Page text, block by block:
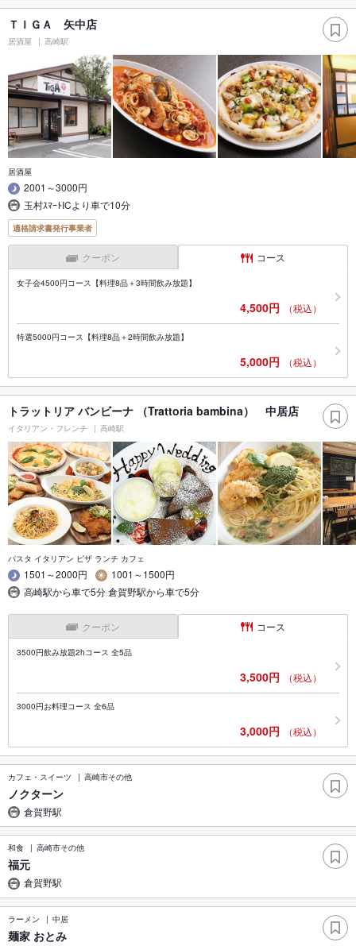
ＴＩＧＡ 矢中店
居酒屋 高崎駅
居酒屋
2001～3000円
玉村ｽﾏｰﾄICより車で10分
適格請求書発行事業者
クーポン コース
女子会4500円コース【料理8品＋3時間飲み放題】
4,500円 （税込）
特選5000円コース【料理8品＋2時間飲み放題】
5,000円 （税込）
トラットリア バンビーナ （Trattoria bambina） 中居店
イタリアン・フレンチ 高崎駅
パスタ イタリアン ピザ ランチ カフェ
1501～2000円
1001～1500円
高崎駅から車で5分 倉賀野駅から車で5分
クーポン コース
3500円飲み放題2hコース 全5品
3,500円 （税込）
3000円お料理コース 全6品
3,000円 （税込）
カフェ・スイーツ 高崎市その他
ノクターン
倉賀野駅
和食 高崎市その他
福元
倉賀野駅
ラーメン 中居
麺家 おとみ